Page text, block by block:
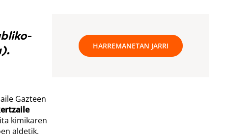
Gazteen
kimikaren
aldetik.
HARREMANETAN JARRI